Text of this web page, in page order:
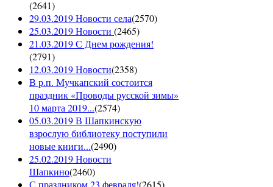
(2641)
29.03.2019 Новости села(2570)
25.03.2019 Новости (2465)
21.03.2019 С Днем рождения!
(2791)
12.03.2019 Новости(2358)
В р.п. Мучкапский состоится
праздник «Проводы русской зимы»
10 марта 2019...(2574)
05.03.2019 В Шапкинскую
взрослую библиотеку поступили
новые книги...(2490)
25.02.2019 Новости
Шапкино(2460)
С праздником 23 февраля!(2615)